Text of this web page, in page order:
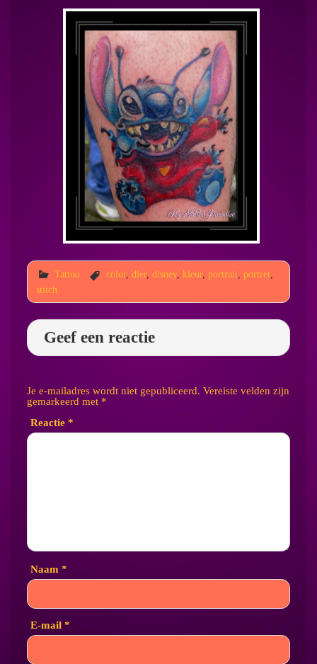
Tattoo color, dier, disney, kleur, portrait, portret,
stitch
Geef een reactie
Je e-mailadres wordt niet gepubliceerd. Vereiste velden zijn
gemarkeerd met *
Reactie *
Naam *
E-mail *